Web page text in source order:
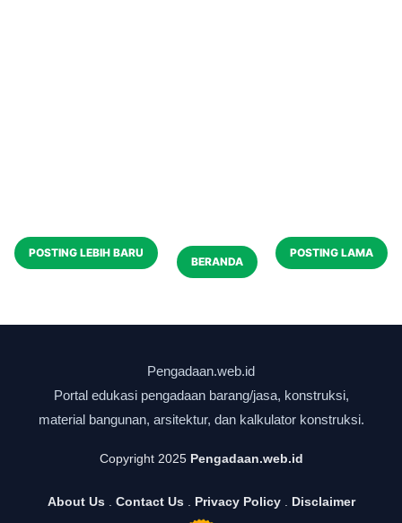
POSTING LEBIH BARU POSTING LAMA
BERANDA
Copyright 2025 Pengadaan.web.id
About Us Contact Us Privacy Policy. Disclaimer